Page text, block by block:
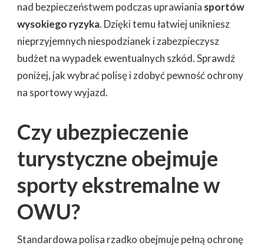
nad bezpieczeństwem podczas uprawiania sportów
wysokiego ryzyka. Dzięki temu łatwiej unikniesz
nieprzyjemnych niespodzianek i zabezpieczysz
budżet na wypadek ewentualnych szkód. Sprawdź
poniżej, jak wybrać polisę i zdobyć pewność ochrony
na sportowy wyjazd.
Czy ubezpieczenie
turystyczne obejmuje
sporty ekstremalne w
OWU?
Standardowa polisa rzadko obejmuje pełną ochronę